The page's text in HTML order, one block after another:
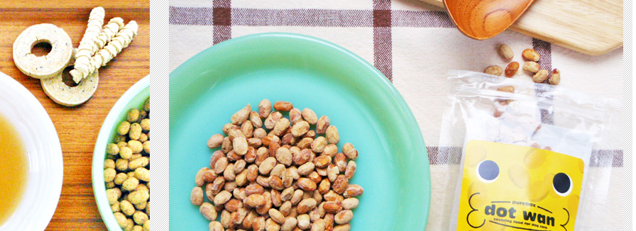
国産牛は食用として安定流通していることから、国内ではどの食材よりも履歴が
管理しやすく、安全だと考えています。
ドットわんスープの原材料「牛骨エキス」は無添加食品メーカーも使用する高い
品質と安全性を誇っています。
ぬるま湯に溶かしてスープに。また、そのまま与えたり、フードにかけたり。
手作り食の下味、隠し味など、多彩なアレンジ料理で楽しめます。